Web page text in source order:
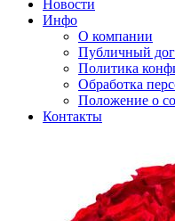
Новости
Инфо
О компании
Публичный
Политика
Обработка
Положение о
Контакты